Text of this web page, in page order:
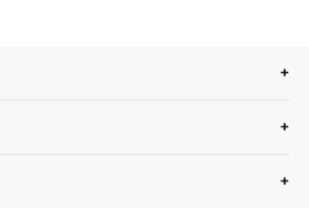
+
+
+